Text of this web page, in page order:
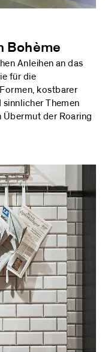
Bohème
Anleihen an das
für die
kostbarer
sinnlicher Themen
Übermut der Roaring